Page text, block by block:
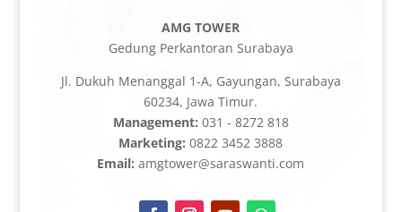
AMG TOWER
Gedung Perkantoran Surabaya
Jl. Dukuh Menanggal 1-A, Gayungan, Surabaya
60234, Jawa Timur.
Management: 031 - 8272 818
Marketing: 0822 3452 3888
Email: amgtower@saraswanti.com